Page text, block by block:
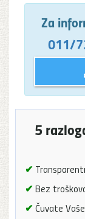
Za
011/
5
✔
✔ Bez
✔ Čuvate